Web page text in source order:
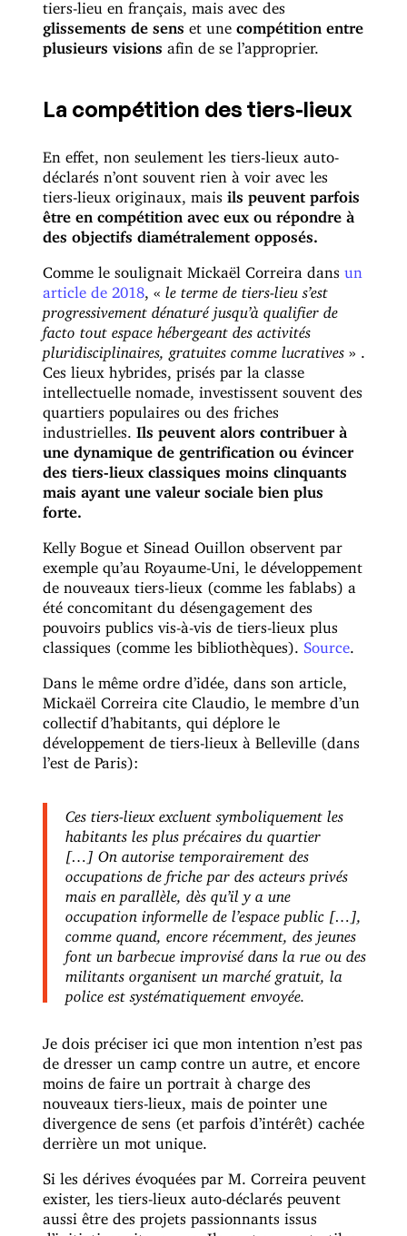
tiers-lieu en français, mais avec des
glissements de sens et une
compétition entre
plusieurs visions afin de se l’approprier.
La compétition des tiers-lieux
En effet, non seulement les tiers-lieux auto-
déclarés n’ont souvent rien à voir avec les
tiers-lieux originaux, mais
ils peuvent parfois
être en compétition avec eux ou répondre à
des objectifs diamétralement opposés.
Comme le soulignait Mickaël Correira dans
un
article de 2018
le terme de tiers-lieu s’est
progressivement dénaturé jusqu’à qualifier de
facto tout espace hébergeant des activités
pluridisciplinaires, gratuites comme lucratives
Ces lieux hybrides, prisés par la classe
intellectuelle nomade, investissent souvent des
quartiers populaires ou des friches
industrielles.
Ils peuvent alors contribuer à
une dynamique de gentrification ou évincer
des tiers-lieux classiques moins clinquants
mais ayant une valeur sociale bien plus
forte.
Kelly Bogue et Sinead Ouillon observent par
exemple qu’au Royaume-Uni, le développement
de nouveaux tiers-lieux (comme les fablabs) a
été concomitant du désengagement des
pouvoirs publics vis-à-vis de tiers-lieux plus
classiques (comme les bibliothèques). Source
Dans le même ordre d’idée, dans son article,
Mickaël Correira cite Claudio, le membre d’un
collectif d’habitants, qui déplore le
développement de tiers-lieux à Belleville (dans
l’est de Paris):
Ces tiers-lieux excluent symboliquement les
habitants les plus précaires du quartier
[…] On autorise temporairement des
occupations de friche par des acteurs privés
mais en parallèle, dès qu’il y a une
occupation informelle de l’espace public […],
comme quand, encore récemment, des jeunes
font un barbecue improvisé dans la rue ou des
militants organisent un marché gratuit, la
police est systématiquement envoyée.
Je dois préciser ici que mon intention n’est pas
de dresser un camp contre un autre, et encore
moins de faire un portrait à charge des
nouveaux tiers-lieux, mais de pointer une
divergence de sens (et parfois d’intérêt) cachée
derrière un mot unique.
Si les dérives évoquées par M. Correira peuvent
exister, les tiers-lieux auto-déclarés peuvent
aussi être des projets passionnants issus